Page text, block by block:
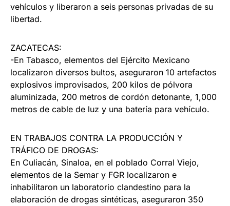
vehículos y liberaron a seis personas privadas de su
libertad.
ZACATECAS:
-En Tabasco, elementos del Ejército Mexicano
localizaron diversos bultos, aseguraron 10 artefactos
explosivos improvisados, 200 kilos de pólvora
aluminizada, 200 metros de cordón detonante, 1,000
metros de cable de luz y una batería para vehículo.
EN TRABAJOS CONTRA LA PRODUCCIÓN Y
TRÁFICO DE DROGAS:
En Culiacán, Sinaloa, en el poblado Corral Viejo,
elementos de la Semar y FGR localizaron e
inhabilitaron un laboratorio clandestino para la
elaboración de drogas sintéticas, aseguraron 350